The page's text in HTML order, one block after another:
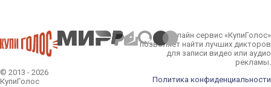
© 2013 - 2026
КупиГолос
Онлайн сервис «КупиГолос»
позволяет найти лучших дикторов
для записи видео или аудио
рекламы.
Политика конфиденциальности